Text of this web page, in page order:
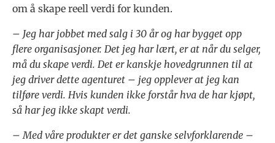
om å skape reell verdi for kunden.
– Jeg har jobbet med salg i 30 år og har bygget opp
flere organisasjoner. Det jeg har lært, er at når du selger,
må du skape verdi. Det er kanskje hovedgrunnen til at
jeg driver dette agenturet – jeg opplever at jeg kan
tilføre verdi. Hvis kunden ikke forstår hva de har kjøpt,
så har jeg ikke skapt verdi.
– Med våre produkter er det ganske selvforklarende –